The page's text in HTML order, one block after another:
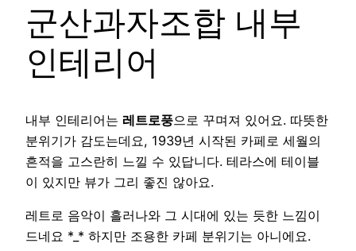
군산과자조합 내부
인테리어
내부 인테리어는 레트로풍으로 꾸며져 있어요. 따뜻한
분위기가 감도는데요, 1939년 시작된 카페로 세월의
흔적을 고스란히 느낄 수 있답니다. 테라스에 테이블
이 있지만 뷰가 그리 좋진 않아요.
레트로 음악이 흘러나와 그 시대에 있는 듯한 느낌이
드네요 *_* 하지만 조용한 카페 분위기는 아니에요.